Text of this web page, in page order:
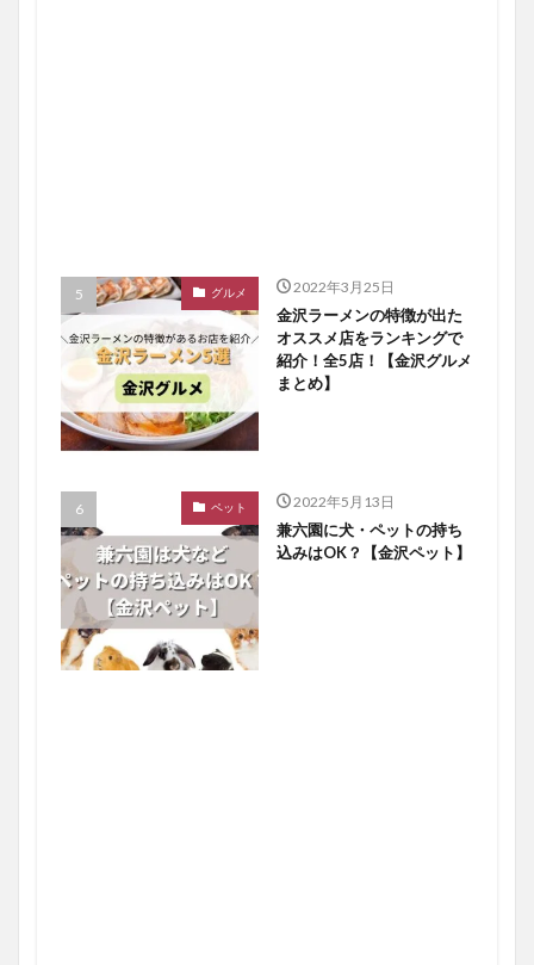
グルメ 2022年3月25日
金沢ラーメンの特徴が出た
オススメ店をランキングで
紹介！全5店！【金沢グルメ
まとめ】
ペット 2022年5月13日
兼六園に犬・ペットの持ち
込みはOK？【金沢ペット】